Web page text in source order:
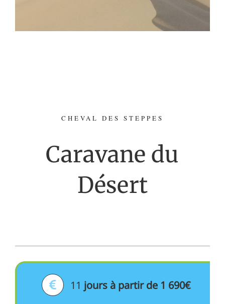
CHEVAL DES STEPPES
Caravane du
Désert
11 jours à partir de 1 690€